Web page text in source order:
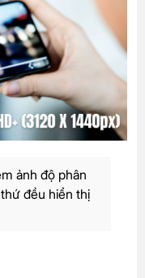
ảnh độ phân
đều hiển thị